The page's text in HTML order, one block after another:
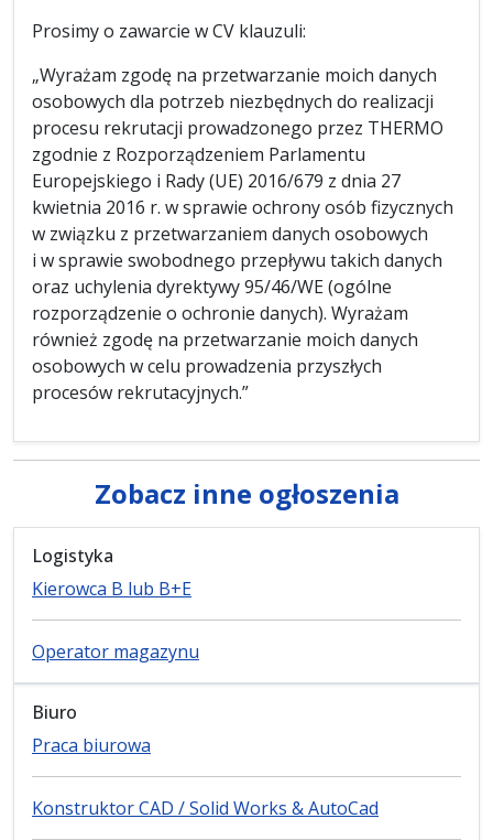
Prosimy o zawarcie w CV klauzuli:
„Wyrażam zgodę na przetwarzanie moich danych
osobowych dla potrzeb niezbędnych do realizacji
procesu rekrutacji prowadzonego przez THERMO
zgodnie z Rozporządzeniem Parlamentu
Europejskiego i Rady (UE) 2016/679 z dnia 27
kwietnia 2016 r. w sprawie ochrony osób fizycznych
w związku z przetwarzaniem danych osobowych
i w sprawie swobodnego przepływu takich danych
oraz uchylenia dyrektywy 95/46/WE (ogólne
rozporządzenie o ochronie danych). Wyrażam
również zgodę na przetwarzanie moich danych
osobowych w celu prowadzenia przyszłych
procesów rekrutacyjnych.”
Zobacz inne ogłoszenia
Logistyka
Kierowca B lub B+E
Operator magazynu
Biuro
Praca biurowa
Konstruktor CAD / Solid Works & AutoCad